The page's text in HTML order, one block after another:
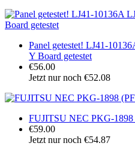
Panel getestet! LJ41-
Y Board getestet
€56.00
Jetzt nur noch €52.08
FUJITSU NEC PKG-1898
€59.00
Jetzt nur noch €54.87